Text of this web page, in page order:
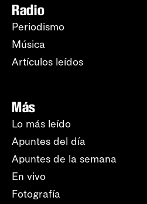
Radio
Periodismo
Música
Artículos leídos
Más
Lo más leído
Apuntes del día
Apuntes de la semana
En vivo
Fotografía